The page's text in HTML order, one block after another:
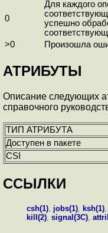
0
Для каждого
успешно
>0
Произошла
АТРИБУТЫ
Описание следующих
справочного
ТИП АТРИБУТА
Доступен в пакете
CSI
ССЫЛКИ
csh(1) jobs(1) ksh(1)
kill(2) signal(3C)